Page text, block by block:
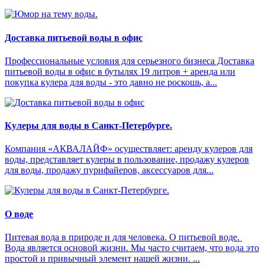
Доставка питьевой воды в офис
Профессиональные условия для серьезного бизнеса Доставка
питьевой воды в офис в бутылях 19 литров + аренда или
покупка кулера для воды - это давно не роскошь, а...
Кулеры для воды в Санкт-Петербурге.
Компания «АКВАЛАЙФ» осуществляет: аренду кулеров для
воды, представляет кулеры в пользование, продажу кулеров
для воды, продажу пурифайеров, аксессуаров для...
О воде
Питевая вода в природе и для человека. О питьевой воде.
Вода является основой жизни. Мы часто считаем, что вода это
простой и привычный элемент нашей жизни. ...